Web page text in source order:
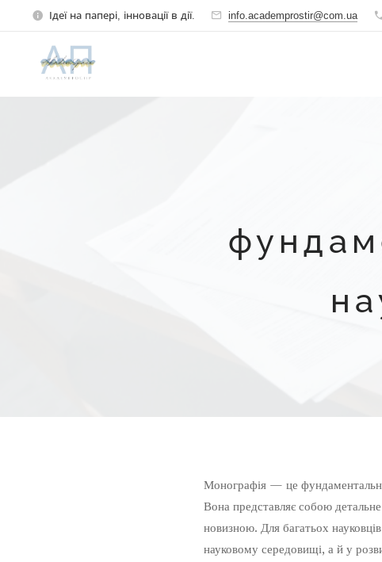
Ідеї на папері, інновації в дії. info.academprostir@com.ua
Монографія — це
Вона представляє собою
новизною. Для багатьох
науковому середовищі, а й у